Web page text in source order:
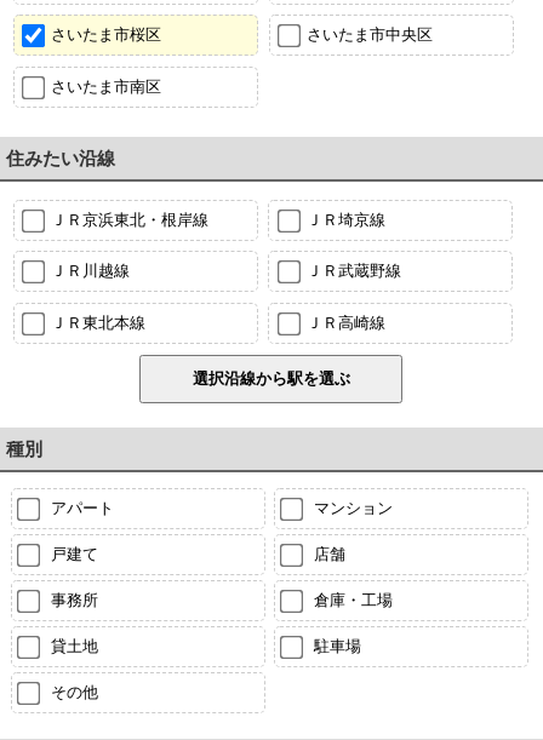
さいたま市桜区 さいたま市中央区
さいたま市南区
住みたい沿線
ＪＲ京浜東北・根岸線 ＪＲ埼京線
ＪＲ川越線 ＪＲ武蔵野線
ＪＲ東北本線 ＪＲ高崎線
種別
アパート マンション
戸建て 店舗
事務所 倉庫・工場
貸土地 駐車場
その他